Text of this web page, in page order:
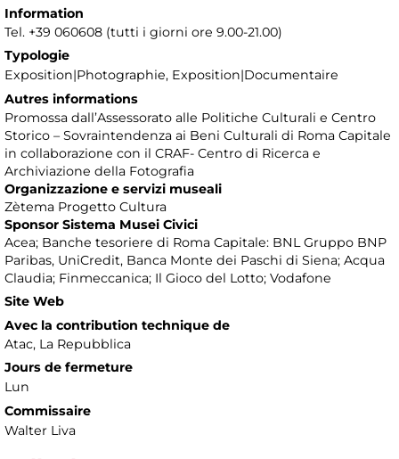
Information
Tel. +39 060608 (tutti i giorni ore 9.00-21.00)
Typologie
Exposition|Photographie, Exposition|Documentaire
Autres informations
Promossa dall’Assessorato alle Politiche Culturali e Centro
Storico – Sovraintendenza ai Beni Culturali di Roma Capitale
in collaborazione con il CRAF- Centro di Ricerca e
Archiviazione della Fotografia
Organizzazione e servizi museali
Zètema Progetto Cultura
Sponsor Sistema Musei Civici
Acea; Banche tesoriere di Roma Capitale: BNL Gruppo BNP
Paribas, UniCredit, Banca Monte dei Paschi di Siena; Acqua
Claudia; Finmeccanica; Il Gioco del Lotto; Vodafone
Site Web
Avec la contribution technique de
Atac, La Repubblica
Jours de fermeture
Lun
Commissaire
Walter Liva